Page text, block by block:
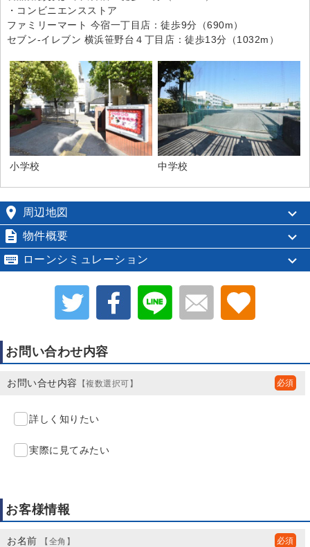
・コンビニエンスストア
ファミリーマート 今宿一丁目店：徒歩9分（690m）
セブン-イレブン 横浜笹野台４丁目店：徒歩13分（1032m）
小学校 中学校
 周辺地図
 物件概要
 ローンシミュレーション
お問い合わせ内容
お問い合せ内容 【複数選択可】
詳しく知りたい
実際に見てみたい
お客様情報
お名前 【全角】